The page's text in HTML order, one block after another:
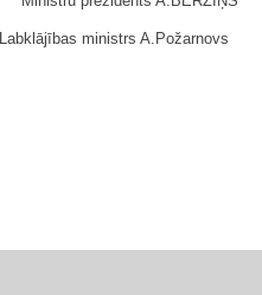
Labklājības ministrs A.Požarnovs